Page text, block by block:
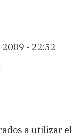
- 22:52
a utilizar el